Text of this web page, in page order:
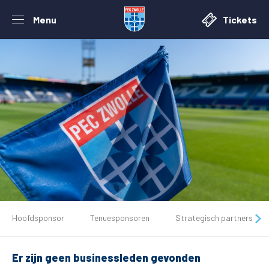
Menu Tickets
Tickets
Matchdays
Hoofdsponsor Tenuesponsoren Strategisch partners
Er zijn geen businessleden gevonden